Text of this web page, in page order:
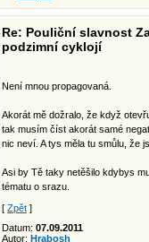
Re: Pouliční slavnost
podzimní cyklojí
Není mnou propagovaná.
Akorát mě dožralo, že když
tak musím číst akorát samé
nic neví. A tys měla tu smůlu, že
Asi by Tě taky netěšilo kdybys
tématu o srazu.
[ Zpět ]
Datum: 07.09.2011
Autor: Hrabosh